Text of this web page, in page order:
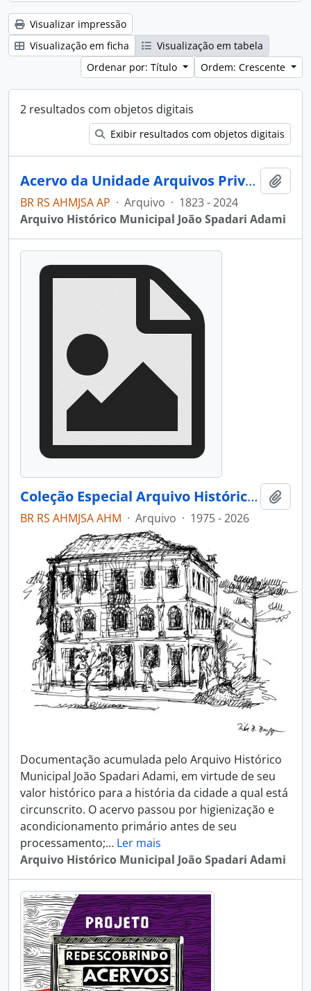
Visualizar impressão
Visualização em ficha
Visualização em tabela
Ordenar por: Título
Ordem: Crescente
2 resultados com objetos digitais
Exibir resultados com objetos digitais
Acervo da Unidade Arquivos Privados
BR RS AHMJSA AP · Arquivo · 1823 - 2024
Arquivo Histórico Municipal João Spadari Adami
Coleção Especial Arquivo Histórico Municipal João Spadari Adami
BR RS AHMJSA AHM · Arquivo · 1975 - 2026
Documentação acumulada pelo Arquivo Histórico
Municipal João Spadari Adami, em virtude de seu
valor histórico para a história da cidade a qual está
circunscrito. O acervo passou por higienização e
acondicionamento primário antes de seu
processamento;… Ler mais
Arquivo Histórico Municipal João Spadari Adami